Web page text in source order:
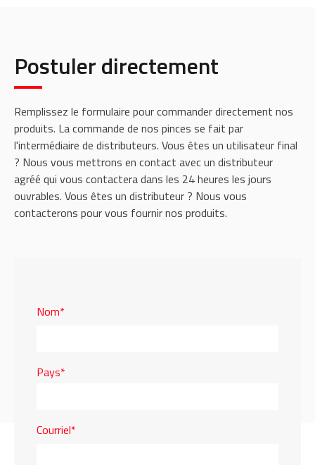
Postuler directement
Remplissez le formulaire pour commander directement nos
produits. La commande de nos pinces se fait par
l'intermédiaire de distributeurs. Vous êtes un utilisateur final
? Nous vous mettrons en contact avec un distributeur
agréé qui vous contactera dans les 24 heures les jours
ouvrables. Vous êtes un distributeur ? Nous vous
contacterons pour vous fournir nos produits.
Nom*
Pays*
Courriel*